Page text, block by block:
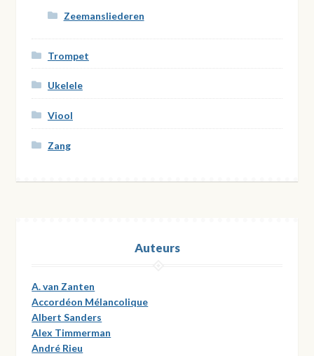
Zeemansliederen
Trompet
Ukelele
Viool
Zang
Auteurs
A. van Zanten
Accordéon Mélancolique
Albert Sanders
Alex Timmerman
André Rieu